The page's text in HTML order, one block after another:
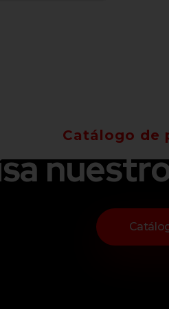
Catálogo de